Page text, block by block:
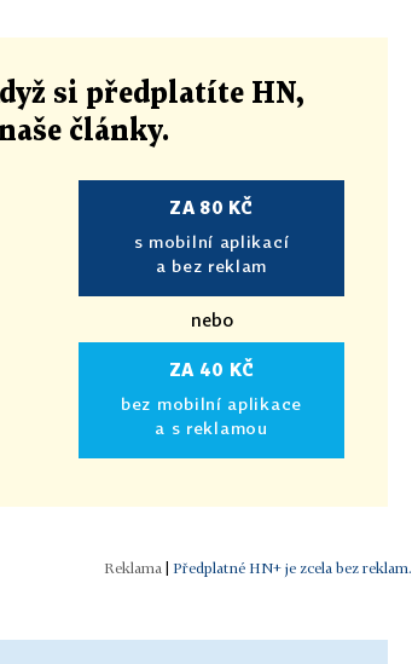
si předplatíte HN,
články.
ZA 80 KČ
s mobilní aplikací
a bez reklam
nebo
ZA 40 KČ
bez mobilní aplikace
a s reklamou
Předplatné HN+ je zcela bez reklam.